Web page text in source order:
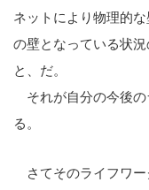
ネットにより物理的
の壁となっている状
と、だ。
それが自分の今後の
る。
さてそのライフワー